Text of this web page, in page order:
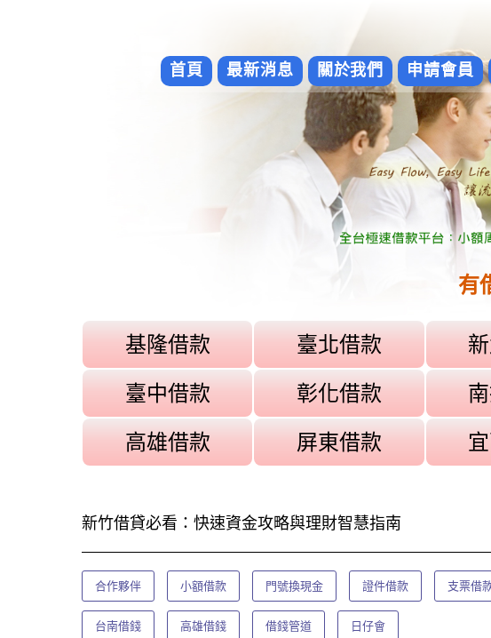
首頁 最新消息 關於我們 申請會員
有
基隆借款 臺北借款
臺中借款 彰化借款
高雄借款 屏東借款
新竹借貸必看：快速資金攻略與理財智慧指南
合作夥伴 小額借款 門號換現金 證件借款 支票借
台南借錢 高雄借錢 借錢管道 日仔會